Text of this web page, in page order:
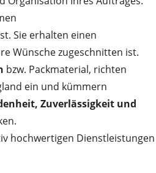
Sie erhalten einen
Wünsche zugeschnitten ist.
bzw. Packmaterial, richten
ein und kümmern
Zuverlässigkeit und
hochwertigen Dienstleistungen